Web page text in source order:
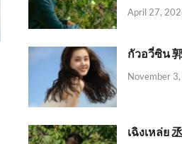
April 27,
กัวอวี่ซิน
November
เฉิงเหล่ย